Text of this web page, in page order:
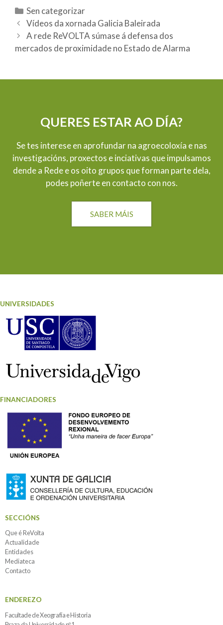
C
a
t
e
Sen categorizar
N
a
v
d
e
a
Vídeos da xornada Galicia Baleirada
A rede ReVOLTA súmase á defensa dos
mercados de proximidade no Estado de Alarma
QUERES ESTAR AO DÍA?
Se tes interese en aprofundar na agroecoloxía e nas
investigacións, proxectos e inciativas que impulsamos
dende a Rede e os oito grupos que forman parte dela,
podes poñerte en contacto con nos.
SABER MÁIS
UNIVERSIDADES
FINANCIADORES
SECCIÓNS
Que é ReVolta
Actualidade
Entidades
Mediateca
Contacto
ENDEREZO
Facultade de Xeografía e Historia